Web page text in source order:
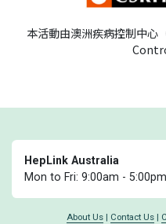
本活動由澳洲疾病控制中
HepLink Australia
Mon to Fri: 9:00am - 5:00pm
About Us | Contact Us |